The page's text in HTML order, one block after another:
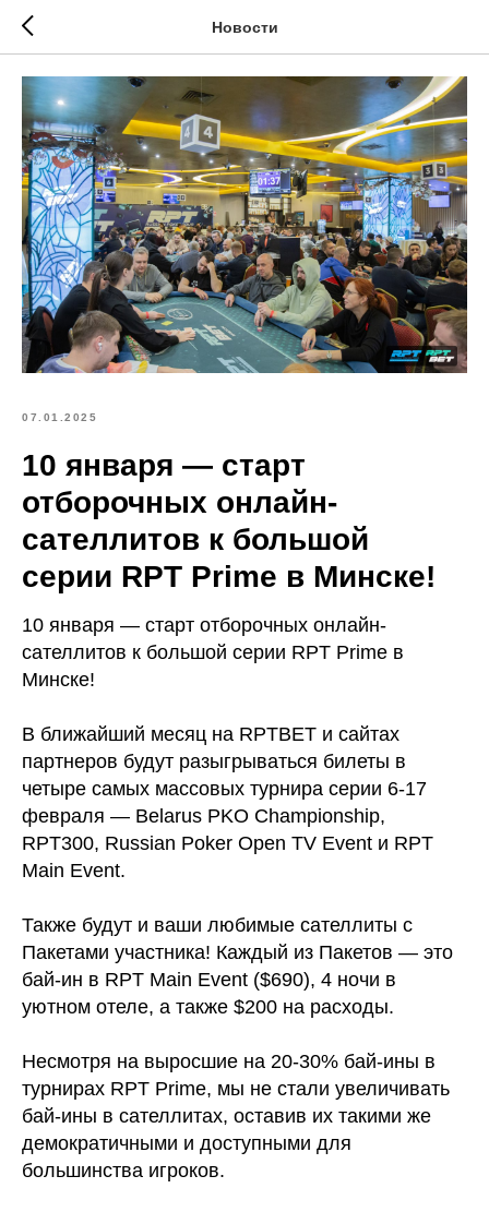
Новости
07.01.2025
10 января — старт
отборочных онлайн-
сателлитов к большой
серии RPT Prime в Минске!
10 января — старт отборочных онлайн-
сателлитов к большой серии RPT Prime в
Минске!
В ближайший месяц на RPTBET и сайтах
партнеров будут разыгрываться билеты в
четыре самых массовых турнира серии 6-17
февраля — Belarus PKO Championship,
RPT300, Russian Poker Open TV Event и RPT
Main Event.
Также будут и ваши любимые сателлиты с
Пакетами участника! Каждый из Пакетов — это
бай-ин в RPT Main Event ($690), 4 ночи в
уютном отеле, а также $200 на расходы.
Несмотря на выросшие на 20-30% бай-ины в
турнирах RPT Prime, мы не стали увеличивать
бай-ины в сателлитах, оставив их такими же
демократичными и доступными для
большинства игроков.